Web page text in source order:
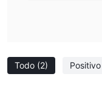
Todo (2) Positivo